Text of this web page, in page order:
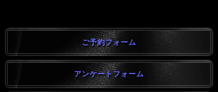
ご予約フォーム
アンケートフォーム